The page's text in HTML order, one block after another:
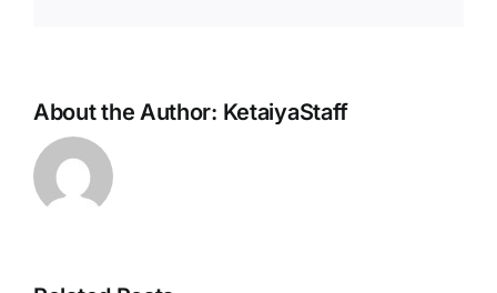
About the Author: KetaiyaStaff